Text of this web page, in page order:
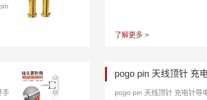
了解更多 >
手
pogo pin 天线顶针 充
pogo pin 天线顶针 充电针导